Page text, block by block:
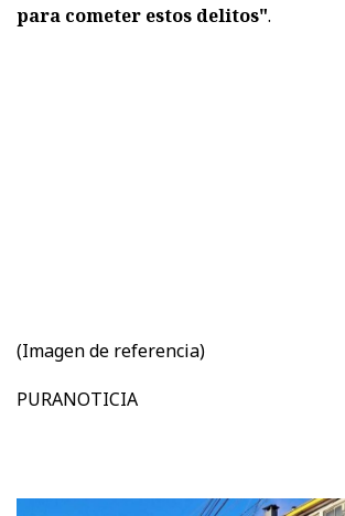
para cometer estos delitos".
(Imagen de referencia)
PURANOTICIA